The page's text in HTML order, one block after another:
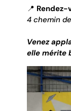
📍 Rendez-
4 chemin
Venez
elle mérite